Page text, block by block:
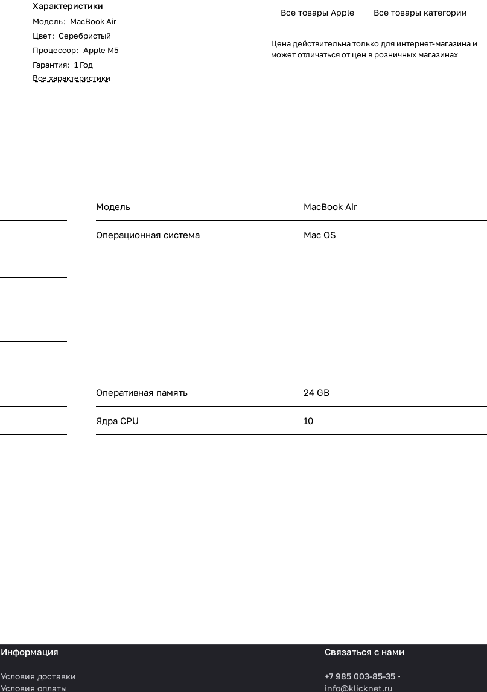
Характеристики
Модель: MacBook Air
Цвет: Серебристый
Процессор: Apple M5
Гарантия: 1 Год
Все характеристики
Все товары Apple Все товары категории
Цена действительна только для интернет-магазина и
может отличаться от цен в розничных магазинах
Модель MacBook Air
Операционная система Mac OS
Оперативная память 24 GB
Ядра CPU 10
Информация
Условия доставки
Условия оплаты
Связаться с нами
+7 985 003-85-35
info@klicknet.ru